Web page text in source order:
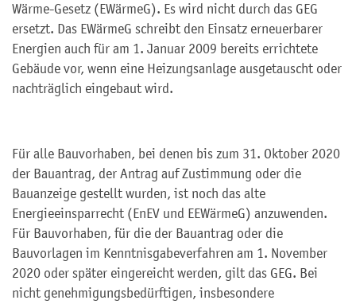
Wärme-Gesetz (EWärmeG). Es wird nicht durch das GEG
ersetzt. Das EWärmeG schreibt den Einsatz erneuerbarer
Energien auch für am 1. Januar 2009 bereits errichtete
Gebäude vor, wenn eine Heizungsanlage ausgetauscht oder
nachträglich eingebaut wird.
Für alle Bauvorhaben, bei denen bis zum 31. Oktober 2020
der Bauantrag, der Antrag auf Zustimmung oder die
Bauanzeige gestellt wurden, ist noch das alte
Energieeinsparrecht (EnEV und EEWärmeG) anzuwenden.
Für Bauvorhaben, für die der Bauantrag oder die
Bauvorlagen im Kenntnisgabeverfahren am 1. November
2020 oder später eingereicht werden, gilt das GEG. Bei
nicht genehmigungsbedürftigen, insbesondere